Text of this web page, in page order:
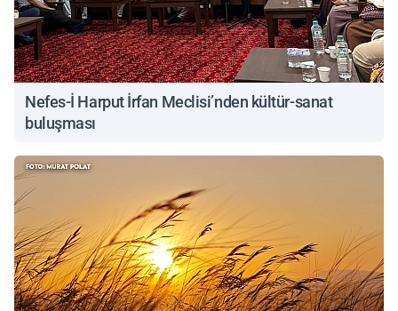
Nefes-İ Harput İrfan Meclisi’nden kültür-sanat
buluşması